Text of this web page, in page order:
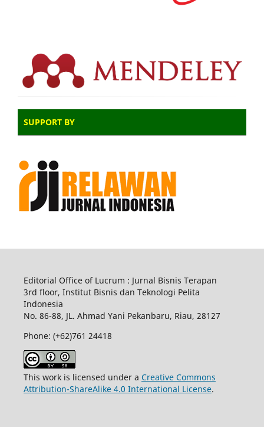
SUPPORT BY
Editorial Office of Lucrum : Jurnal Bisnis Terapan
3rd floor, Institut Bisnis dan Teknologi Pelita
Indonesia
No. 86-88, JL. Ahmad Yani Pekanbaru, Riau, 28127
Phone: (+62)761 24418
This work is licensed under a Creative Commons
Attribution-ShareAlike 4.0 International License.